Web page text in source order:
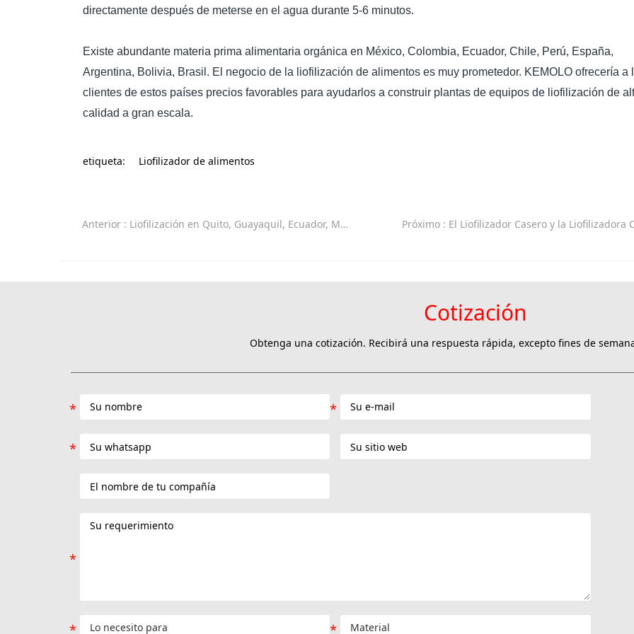
directamente después de meterse en el agua durante 5-6 minutos.
Existe abundante materia prima alimentaria orgánica en México, Colombia, Ecuador, Chile, Perú, España,
Argentina, Bolivia, Brasil. El negocio de la liofilización de alimentos es muy prometedor. KEMOLO ofrecería a
clientes de estos países precios favorables para ayudarlos a construir plantas de equipos de liofilización de
calidad a gran escala.
etiqueta: Liofilizador de alimentos
Anterior : Liofilización en Quito, Guayaquil, Ecuador, Máquina liofilizadora para Ecuador Próximo : El Liofilizador Casero y la Liofilizadora
Cotización
Obtenga una cotización. Recibirá una respuesta rápida, excepto fines de